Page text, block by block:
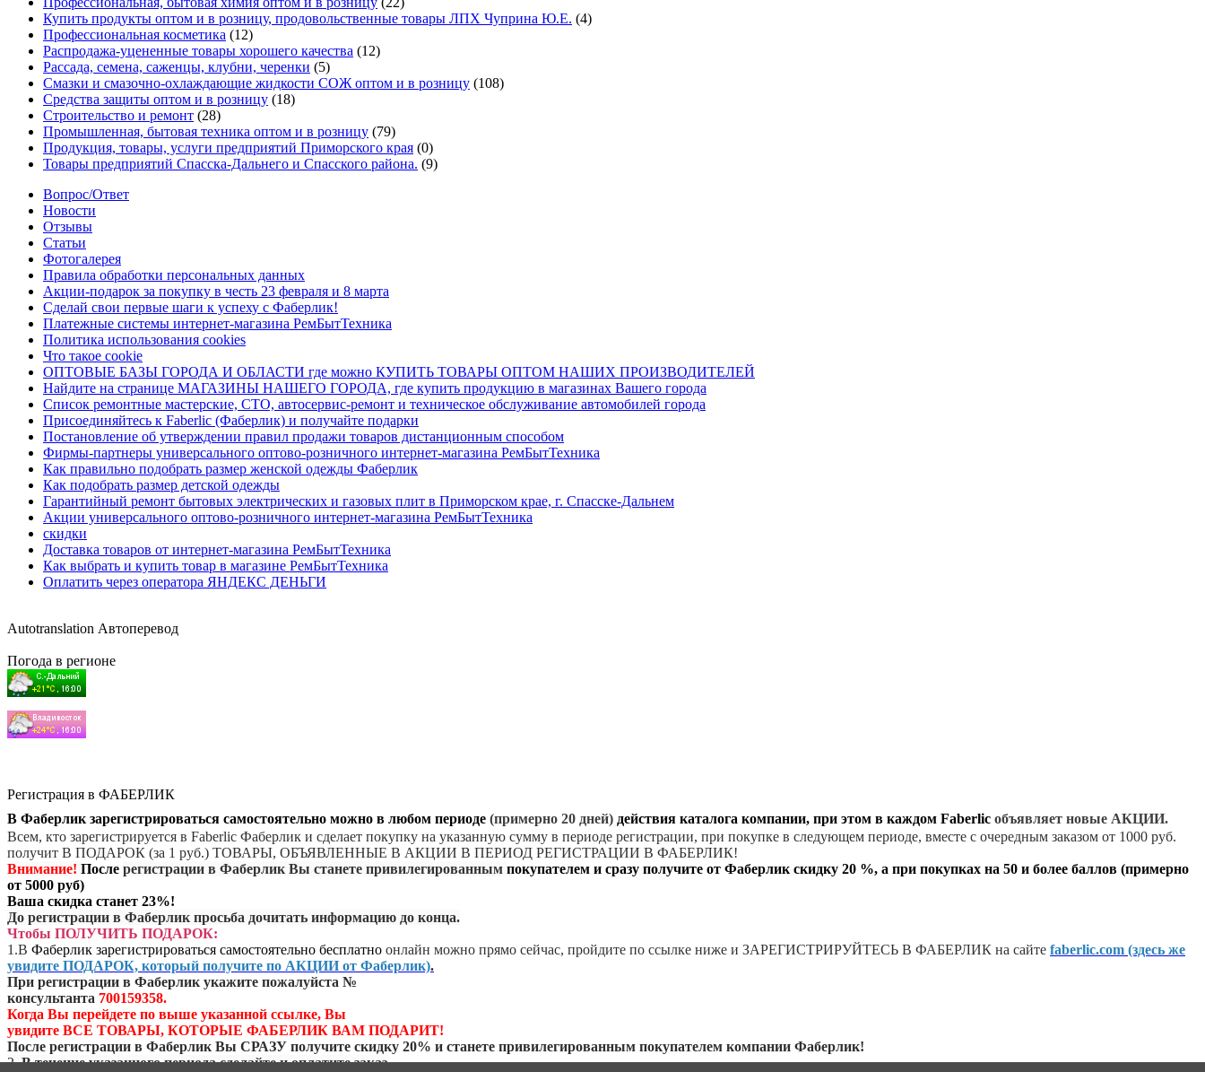
Купить продукты оптом и в розницу, продовольственные товары ЛПХ Чуприна Ю.Е. (4)
Профессиональная косметика (12)
Распродажа-уцененные товары хорошего качества (12)
Рассада, семена, саженцы, клубни, черенки (5)
Смазки и смазочно-охлаждающие жидкости СОЖ оптом и в розницу (108)
Средства защиты оптом и в розницу (18)
Строительство и ремонт (28)
Промышленная, бытовая техника оптом и в розницу (79)
Продукция, товары, услуги предприятий Приморского края (0)
Товары предприятий Спасска-Дальнего и Спасского района. (9)
Вопрос/Ответ
Новости
Отзывы
Статьи
Фотогалерея
Правила обработки персональных данных
Акции-подарок за покупку в честь 23 февраля и 8 марта
Сделай свои первые шаги к успеху с Фаберлик!
Платежные системы интернет-магазина РемБытТехника
Политика использования cookies
Что такое cookie
ОПТОВЫЕ БАЗЫ ГОРОДА И ОБЛАСТИ где можно КУПИТЬ ТОВАРЫ ОПТОМ НАШИХ ПРОИЗВОДИТЕЛЕЙ
Найдите на странице МАГАЗИНЫ НАШЕГО ГОРОДА, где купить продукцию в магазинах Вашего города
Список ремонтные мастерские, СТО, автосервис-ремонт и техническое обслуживание автомобилей города
Присоединяйтесь к Faberlic (Фаберлик) и получайте подарки
Постановление об утверждении правил продажи товаров дистанционным способом
Фирмы-партнеры универсального оптово-розничного интернет-магазина РемБытТехника
Как правильно подобрать размер женской одежды Фаберлик
Как подобрать размер детской одежды
Гарантийный ремонт бытовых электрических и газовых плит в Приморском крае, г. Спасске-Дальнем
Акции универсального оптово-розничного интернет-магазина РемБытТехника
скидки
Доставка товаров от интернет-магазина РемБытТехника
Как выбрать и купить товар в магазине РемБытТехника
Оплатить через оператора ЯНДЕКС ДЕНЬГИ
Autotranslation Автоперевод
Погода в регионе
Регистрация в ФАБЕРЛИК
В Фаберлик зарегистрироваться самостоятельно можно в любом периоде (примерно 20 дней) действия каталога компании, при этом в каждом Faberlic объявляет новые АКЦИИ.
Всем, кто зарегистрируется в Faberlic Фаберлик и сделает покупку на указанную сумму в периоде регистрации, при покупке в следующем периоде, вместе с очередным заказом от 1000 руб.
получит В ПОДАРОК (за 1 руб.) ТОВАРЫ, ОБЪЯВЛЕННЫЕ В АКЦИИ В ПЕРИОД РЕГИСТРАЦИИ В ФАБЕРЛИК!
Внимание! После регистрации в Фаберлик Вы станете привилегированным покупателем и сразу получите от Фаберлик скидку 20 %, а при покупках на 50 и более баллов (примерно
от 5000 руб)
Ваша скидка станет 23%!
До регистрации в Фаберлик просьба дочитать информацию до конца.
Чтобы ПОЛУЧИТЬ ПОДАРОК:
1.В Фаберлик зарегистрироваться самостоятельно бесплатно онлайн можно прямо сейчас, пройдите по ссылке ниже и ЗАРЕГИСТРИРУЙТЕСЬ В ФАБЕРЛИК на сайте faberlic.com (здесь же
увидите ПОДАРОК, который получите по АКЦИИ от Фаберлик).
При регистрации в Фаберлик укажите пожалуйста №
консультанта 700159358.
Когда Вы перейдете по выше указанной ссылке, Вы
увидите ВСЕ ТОВАРЫ, КОТОРЫЕ ФАБЕРЛИК ВАМ ПОДАРИТ!
После регистрации в Фаберлик Вы СРАЗУ получите скидку 20% и станете привилегированным покупателем компании Фаберлик!
2.В течение указанного периода сделайте и оплатите заказ